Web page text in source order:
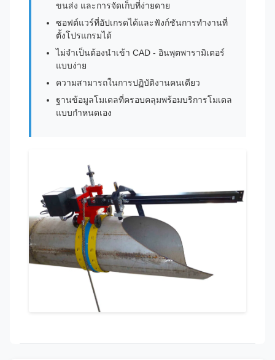
ขนส่ง และการจัดเก็บที่ง่ายดาย
ซอฟต์แวร์ที่อัปเกรดได้และฟังก์ชันการทำงานที่
ตั้งโปรแกรมได้
ไม่จำเป็นต้องนำเข้า CAD - อินพุตพารามิเตอร์
แบบง่าย
ความสามารถในการปฏิบัติงานคนเดียว
ฐานข้อมูลโมเดลที่ครอบคลุมพร้อมบริการโมเดล
แบบกำหนดเอง